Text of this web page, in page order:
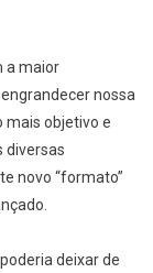
a maior
nossa
mais objetivo e
diversas
novo “formato”
deixar de